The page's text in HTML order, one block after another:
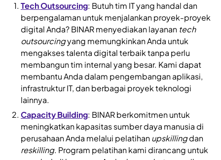
Tech Outsourcing: Butuh tim IT yang handal dan
berpengalaman untuk menjalankan proyek-proyek
digital Anda? BINAR menyediakan layanan tech
outsourcingyang memungkinkan Anda untuk
mengakses talenta digital terbaik tanpa perlu
membangun tim internal yang besar. Kami dapat
membantu Anda dalam pengembangan aplikasi,
infrastruktur IT, dan berbagai proyek teknologi
lainnya.
Capacity Building: BINAR berkomitmen untuk
meningkatkan kapasitas sumber daya manusia di
perusahaan Anda melalui pelatihanupskillingdan
reskilling. Program pelatihan kami dirancang untuk